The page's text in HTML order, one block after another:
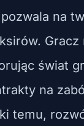
na
Gracz
świat
na
temu,